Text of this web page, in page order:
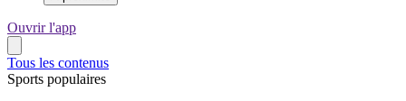
Ouvrir l'app
Tous les contenus
Sports populaires